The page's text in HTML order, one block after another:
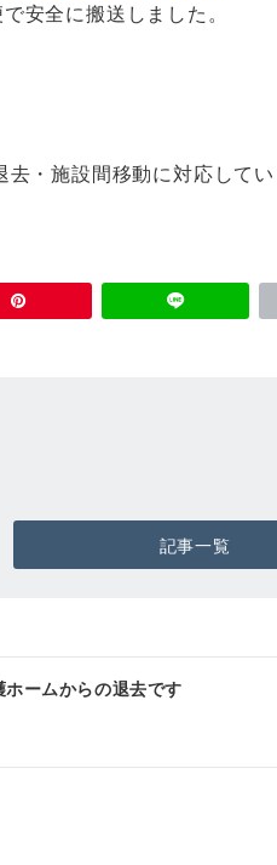
安全に搬送しました。
・施設間移動に対応してい
記事一覧
ホームからの退去です